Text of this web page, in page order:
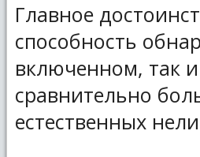
Главное
способность
включенном, так
сравнительно
естественных